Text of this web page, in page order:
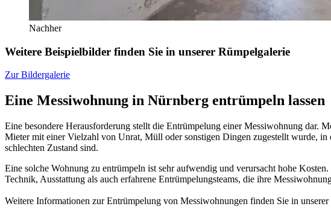
Nachher
Weitere Beispielbilder finden Sie in unserer Rümpelgalerie
Zur Bildergalerie
Eine Messiwohnung in Nürnberg entrümpeln lassen
Eine besondere Herausforderung stellt die Entrümpelung einer Messiwohnung dar.
Mieter mit einer Vielzahl von Unrat, Müll oder sonstigen Dingen zugestellt wurde, in
schlechten Zustand sind.
Eine solche Wohnung zu entrümpeln ist sehr aufwendig und verursacht hohe
Technik, Ausstattung als auch erfahrene Entrümpelungsteams, die ihre
Weitere Informationen zur Entrümpelung von Messiwohnungen finden Sie in unserer